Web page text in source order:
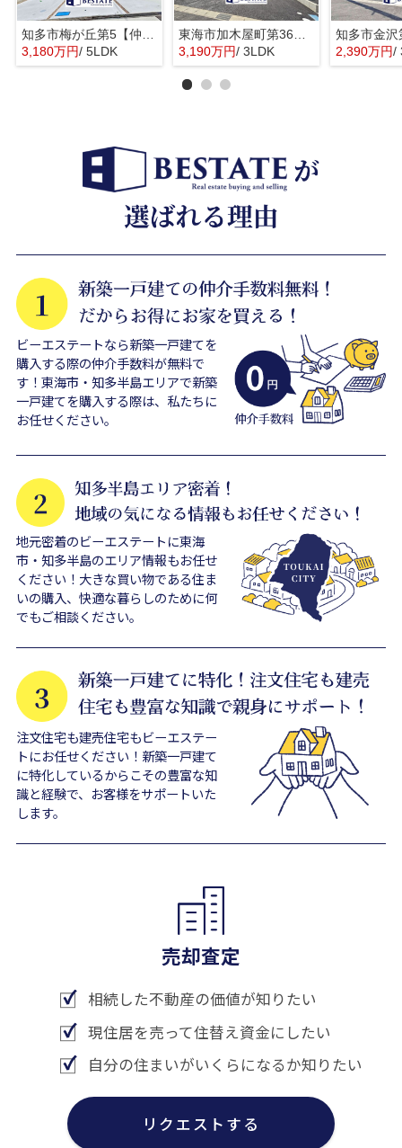
3,180万円/ 5LDK
3,190万円/ 3LDK 2,390万円/
ビーエステートなら新築一戸建てを
購入する際の仲介手数料が無料で
す！東海市・知多半島エリアで新築
一戸建てを購入する際は、私たちに
お任せください。
地元密着のビーエステートに東海
市・知多半島のエリア情報もお任せ
ください！大きな買い物である住ま
いの購入、快適な暮らしのために何
でもご相談ください。
注文住宅も建売住宅もビーエステー
トにお任せください！新築一戸建て
に特化しているからこその豊富な知
識と経験で、お客様をサポートいた
します。
売却査定
相続した不動産の価値が知りたい
現住居を売って住替え資金にしたい
自分の住まいがいくらになるか知りたい
リクエストする